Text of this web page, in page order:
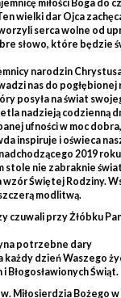
miłości Boga do
wielki dar Ojca
serca wolne od
słowo, które będzie
narodzin
nas do pogłębionej
posyła na świat
nadzieją codzienną
ufności w moc
inspiruje i oświeca
2019
stole nie zabraknie
Świętej Rodziny.
modlitwą.
czuwali przy Żłóbku
potrzebne dary
każdy dzień Waszego
Błogosławionych Świąt.
Miłosierdzia Bożego w